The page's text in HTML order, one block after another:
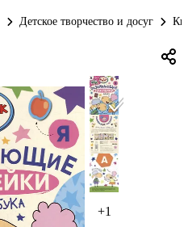
Детское творчество и досуг
+1